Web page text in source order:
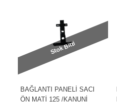
Stok Bitti
BAĞLANTI PANELİ SACI
ÖN MATİ 125 /KANUNİ